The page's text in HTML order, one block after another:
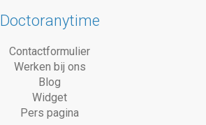
Doctoranytime
Contactformulier
Werken bij ons
Blog
Widget
Pers pagina